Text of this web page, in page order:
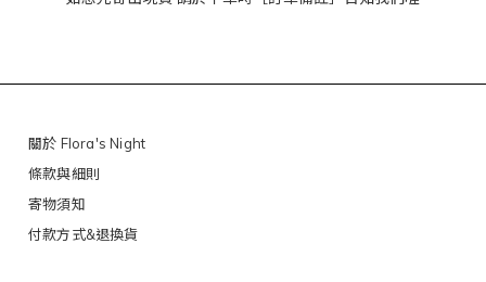
關於 Flora's Night
條款與細則
寄物須知
付款方式&退換貨